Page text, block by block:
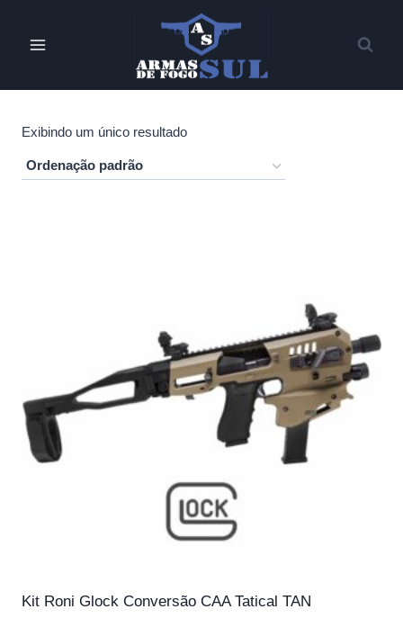
Exibindo um único resultado
Kit Roni Glock Conversão CAA Tatical TAN